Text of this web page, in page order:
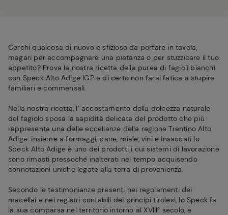
Cerchi qualcosa di nuovo e sfizioso da portare in tavola,
magari per accompagnare una pietanza o per stuzzicare il tuo
appetito? Prova la nostra ricetta della purea di fagioli bianchi
con Speck Alto Adige IGP e di certo non farai fatica a stupire
familiari e commensali.
Nella nostra ricetta, l’ accostamento della dolcezza naturale
del fagiolo sposa la sapidità delicata del prodotto che più
rappresenta una delle eccellenze della regione Trentino Alto
Adige: insieme a formaggi, pane, miele, vini e insaccati lo
Speck Alto Adige è uno dei prodotti i cui sistemi di lavorazione
sono rimasti pressoché inalterati nel tempo acquisendo
connotazioni uniche legate alla terra di provenienza.
Secondo le testimonianze presenti nei regolamenti dei
macellai e nei registri contabili dei principi tirolesi, lo Speck fa
la sua comparsa nel territorio intorno al XVIII° secolo, e